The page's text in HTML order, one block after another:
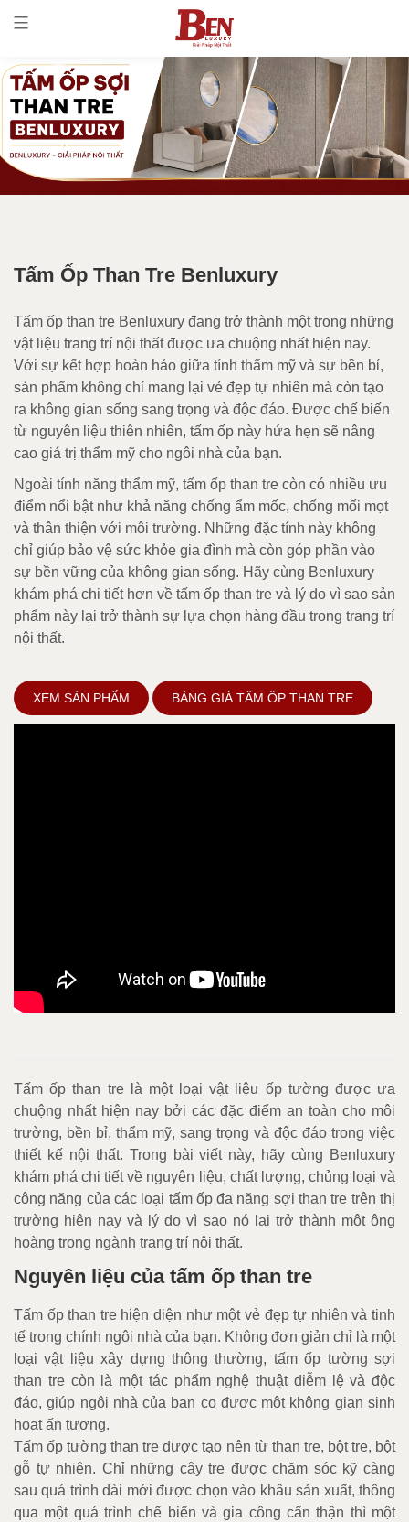
Tấm Ốp Than Tre Benluxury
Tấm ốp than tre Benluxury đang trở thành một trong những
vật liệu trang trí nội thất được ưa chuộng nhất hiện nay.
Với sự kết hợp hoàn hảo giữa tính thẩm mỹ và sự bền bỉ,
sản phẩm không chỉ mang lại vẻ đẹp tự nhiên mà còn tạo
ra không gian sống sang trọng và độc đáo. Được chế biến
từ nguyên liệu thiên nhiên, tấm ốp này hứa hẹn sẽ nâng
cao giá trị thẩm mỹ cho ngôi nhà của bạn.
Ngoài tính năng thẩm mỹ, tấm ốp than tre còn có nhiều ưu
điểm nổi bật như khả năng chống ẩm mốc, chống mối mọt
và thân thiện với môi trường. Những đặc tính này không
chỉ giúp bảo vệ sức khỏe gia đình mà còn góp phần vào
sự bền vững của không gian sống. Hãy cùng Benluxury
khám phá chi tiết hơn về tấm ốp than tre và lý do vì sao sản
phẩm này lại trở thành sự lựa chọn hàng đầu trong trang trí
nội thất.
XEM SẢN PHẨM BẢNG GIÁ TẤM ỐP THAN TRE
Tấm ốp than tre là một loại vật liệu ốp tường được ưa
chuộng nhất hiện nay bởi các đặc điểm an toàn cho môi
trường, bền bỉ, thẩm mỹ, sang trọng và độc đáo trong việc
thiết kế nội thất. Trong bài viết này, hãy cùng Benluxury
khám phá chi tiết về nguyên liệu, chất lượng, chủng loại và
công năng của các loại tấm ốp đa năng sợi than tre trên thị
trường hiện nay và lý do vì sao nó lại trở thành một ông
hoàng trong ngành trang trí nội thất.
Nguyên liệu của tấm ốp than tre
Tấm ốp than tre hiện diện như một vẻ đẹp tự nhiên và tinh
tế trong chính ngôi nhà của bạn. Không đơn giản chỉ là một
loại vật liệu xây dựng thông thường, tấm ốp tường sợi
than tre còn là một tác phẩm nghệ thuật diễm lệ và độc
đáo, giúp ngôi nhà của bạn co được một không gian sinh
hoạt ấn tượng.
Tấm ốp tường than tre được tạo nên từ than tre, bột tre, bột
gỗ tự nhiên. Chỉ những cây tre được chăm sóc kỹ càng
sau quá trình dài mới được chọn vào khâu sản xuất, thông
qua một quá trình chế biến và gia công cẩn thận thì một